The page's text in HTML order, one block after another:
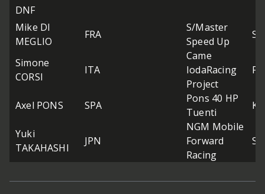
DNF
Mike DI
MEGLIO
FRA
S/Master
Speed Up
Simone
CORSI
ITA
Came
IodaRacing
Project
Axel PONS SPA
Pons 40 HP
Tuenti
Yuki
TAKAHASHI
JPN
NGM Mobile
Forward
Racing